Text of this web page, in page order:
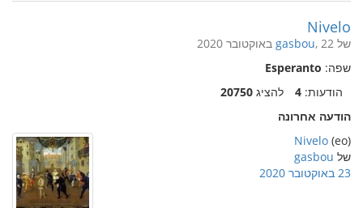
Nivelo
של gasbou, 22 באוקטובר 2020
שפה: Esperanto
הודעות: 4 להציג 20750
הודעה אחרונה
(eo)
Nivelo
של gasbou
23 באוקטובר 2020